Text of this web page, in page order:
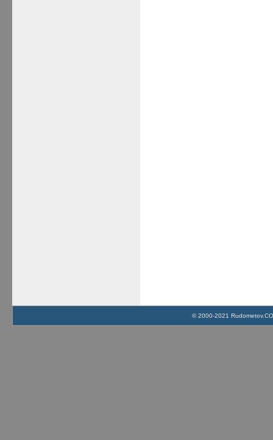
© 2000-2021